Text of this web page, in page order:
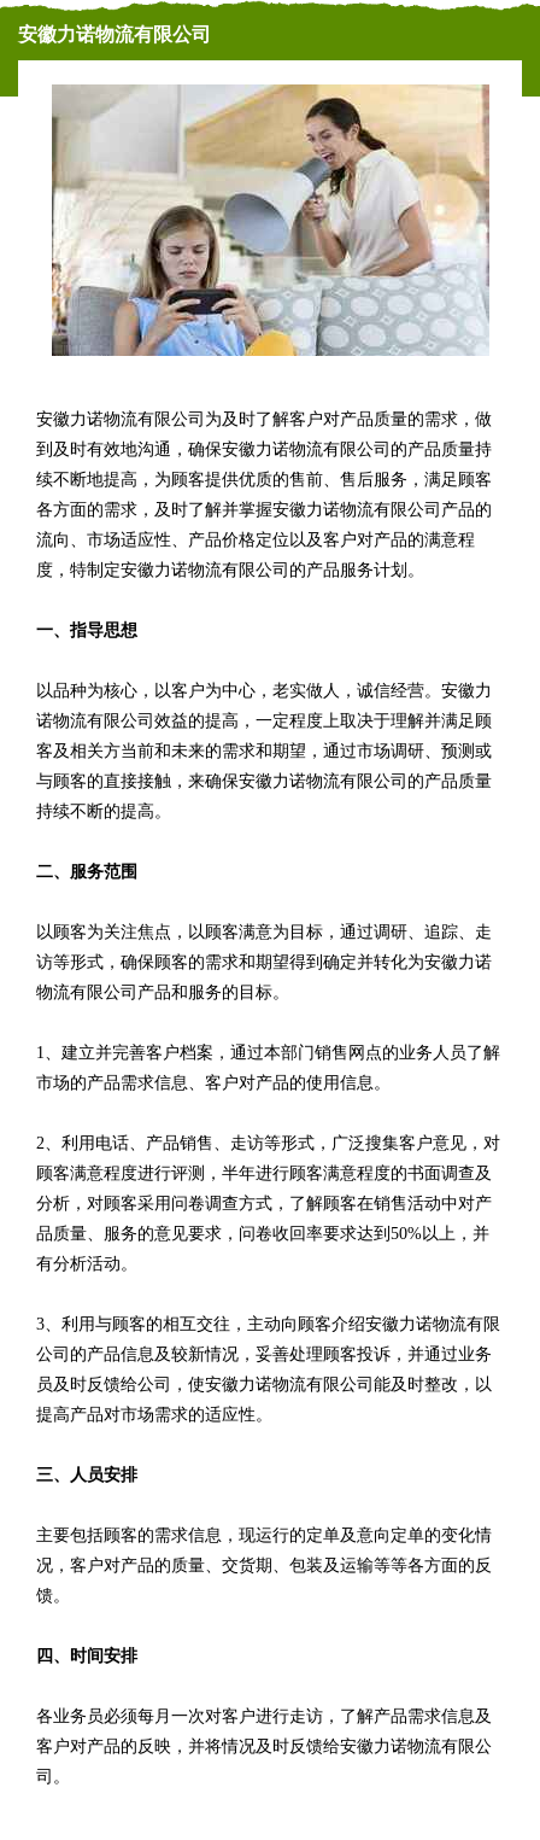
安徽力诺物流有限公司
安徽力诺物流有限公司为及时了解客户对产品质量的需求，做
到及时有效地沟通，确保安徽力诺物流有限公司的产品质量持
续不断地提高，为顾客提供优质的售前、售后服务，满足顾客
各方面的需求，及时了解并掌握安徽力诺物流有限公司产品的
流向、市场适应性、产品价格定位以及客户对产品的满意程
度，特制定安徽力诺物流有限公司的产品服务计划。
一、指导思想
以品种为核心，以客户为中心，老实做人，诚信经营。安徽力
诺物流有限公司效益的提高，一定程度上取决于理解并满足顾
客及相关方当前和未来的需求和期望，通过市场调研、预测或
与顾客的直接接触，来确保安徽力诺物流有限公司的产品质量
持续不断的提高。
二、服务范围
以顾客为关注焦点，以顾客满意为目标，通过调研、追踪、走
访等形式，确保顾客的需求和期望得到确定并转化为安徽力诺
物流有限公司产品和服务的目标。
1、建立并完善客户档案，通过本部门销售网点的业务人员了解
市场的产品需求信息、客户对产品的使用信息。
2、利用电话、产品销售、走访等形式，广泛搜集客户意见，对
顾客满意程度进行评测，半年进行顾客满意程度的书面调查及
分析，对顾客采用问卷调查方式，了解顾客在销售活动中对产
品质量、服务的意见要求，问卷收回率要求达到50%以上，并
有分析活动。
3、利用与顾客的相互交往，主动向顾客介绍安徽力诺物流有限
公司的产品信息及较新情况，妥善处理顾客投诉，并通过业务
员及时反馈给公司，使安徽力诺物流有限公司能及时整改，以
提高产品对市场需求的适应性。
三、人员安排
主要包括顾客的需求信息，现运行的定单及意向定单的变化情
况，客户对产品的质量、交货期、包装及运输等等各方面的反
馈。
四、时间安排
各业务员必须每月一次对客户进行走访，了解产品需求信息及
客户对产品的反映，并将情况及时反馈给安徽力诺物流有限公
司。